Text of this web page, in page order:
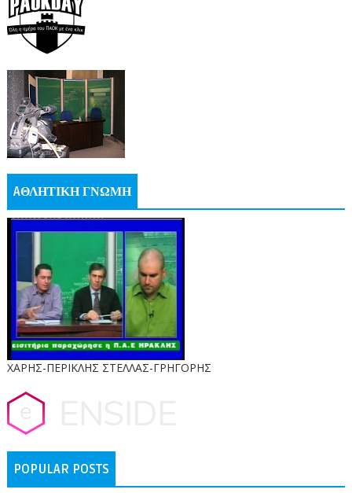
AΘΛΗΤΙΚΗ ΓΝΩΜΗ
ΧΑΡΗΣ-ΠΕΡΙΚΛΗΣ ΣΤΕΛΛΑΣ-ΓΡΗΓΟΡΗΣ
POPULAR POSTS